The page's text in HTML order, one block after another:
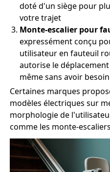
doté d'un siège pour
votre trajet
Monte-escalier pour
expressément conçu
utilisateur en fauteuil
autorise le
même sans avoir
Certaines marques
modèles électriques sur
morphologie de
comme les monte-